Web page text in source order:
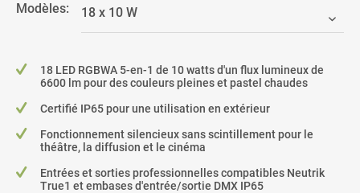
Modèles:
18 LED RGBWA 5-en-1 de 10 watts d'un flux lumineux de
6600 lm pour des couleurs pleines et pastel chaudes
Certifié IP65 pour une utilisation en extérieur
Fonctionnement silencieux sans scintillement pour le
théâtre, la diffusion et le cinéma
Entrées et sorties professionnelles compatibles Neutrik
True1 et embases d'entrée/sortie DMX IP65